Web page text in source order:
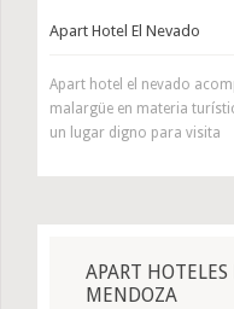
Apart Hotel El Nevado
Apart hotel el nevado
malargüe en materia
un lugar digno para visita
APART
MENDOZA